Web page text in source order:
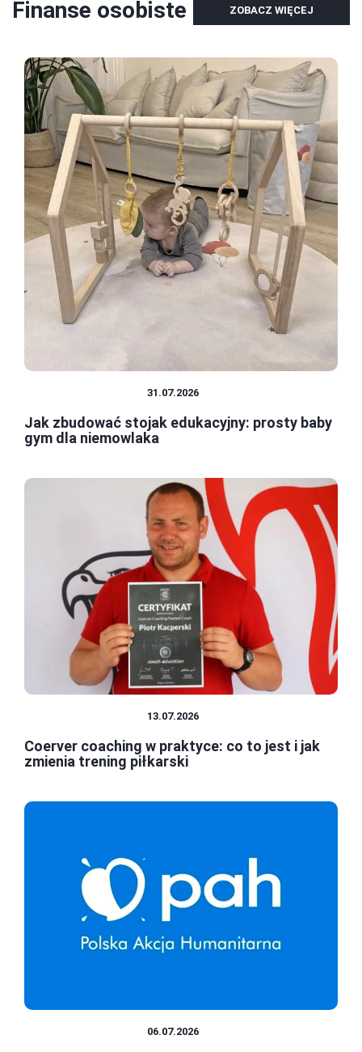
Finanse osobiste ZOBACZ WIĘCEJ
31.07.2026
Jak zbudować stojak edukacyjny: prosty baby
gym dla niemowlaka
13.07.2026
Coerver coaching w praktyce: co to jest i jak
zmienia trening piłkarski
06.07.2026